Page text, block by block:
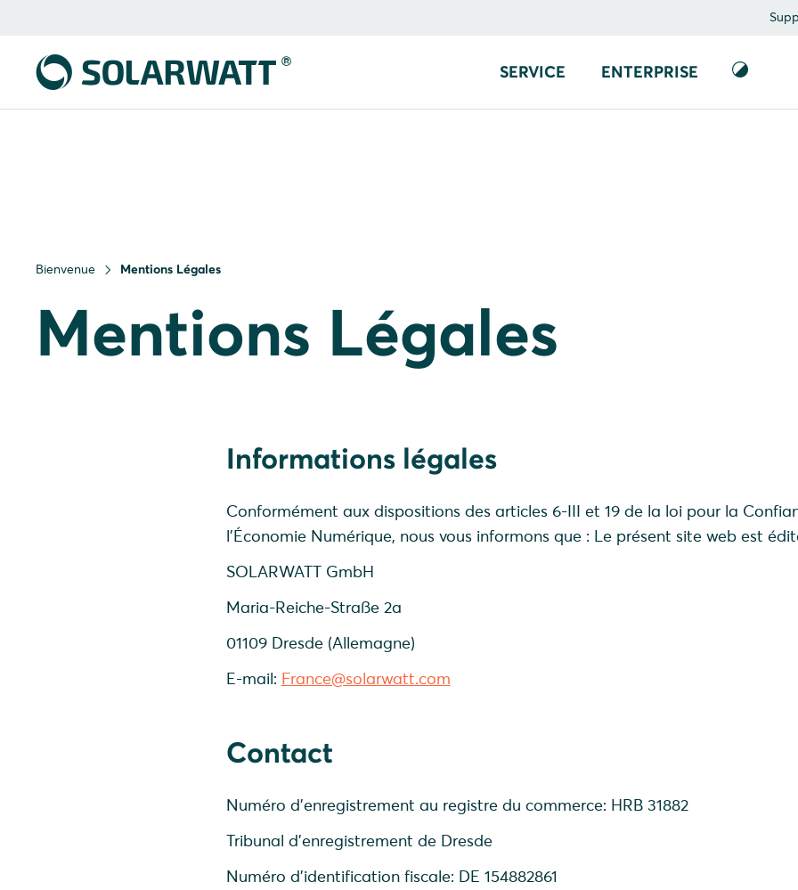
SERVICE ENTERPRISE
Bienvenue Mentions Légales
Mentions Légales
Informations légales
Conformément aux dispositions des articles 6-III et 19 de la loi pour la
l’Économie Numérique, nous vous informons que : Le présent site web est
SOLARWATT GmbH
Maria-Reiche-Straße 2a
01109 Dresde (Allemagne)
E-mail: France@solarwatt.com
Contact
Numéro d'enregistrement au registre du commerce: HRB 31882
Tribunal d'enregistrement de Dresde
Numéro d'identification fiscale: DE 154882861